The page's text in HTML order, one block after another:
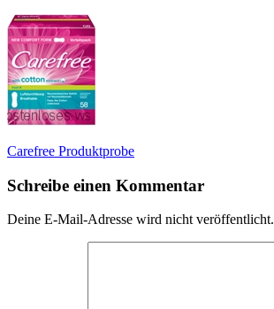
Beitragsnavigation
Carefree Produktprobe
Schreibe einen Kommentar
Deine E-Mail-Adresse wird nicht veröffentlicht.